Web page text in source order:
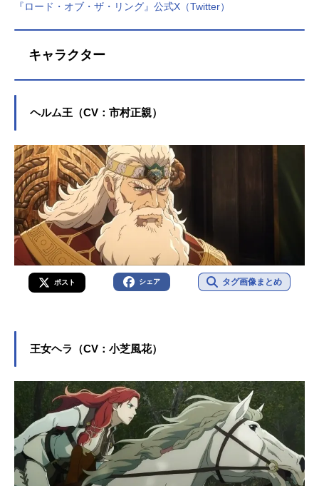
『ロード・オブ・ザ・リング』公式X（Twitter）
キャラクター
ヘルム王（CV：市村正親）
ポスト シェア タグ画像まとめ
王女ヘラ（CV：小芝風花）